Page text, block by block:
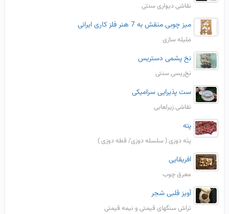
نقاشی دیواری سنتی
میز چوبی منقش به 7 هنر فلز کاری ایرانی
مَلیله سازی
نخ پشمی دستریس
نخ‌ریسی سنتی
ست پذیرایی سرامیکی
نقاشی زیرلعابی
پته
پتَه دوزی ( سلسله دوزی/ قطه دوزی )
افریقایی
معرق چوب
آویز قلبی شجر
تراش سنگهای قیمتی و نیمه قیمتی